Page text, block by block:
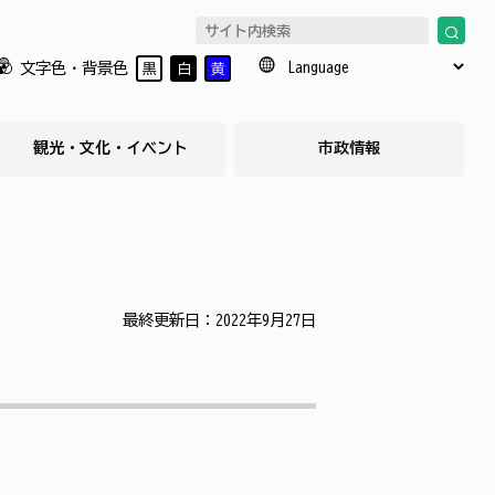
文字色・背景色 黒 白 黄
観光・文化・イベント 市政情報
最終更新日：2022年9月27日